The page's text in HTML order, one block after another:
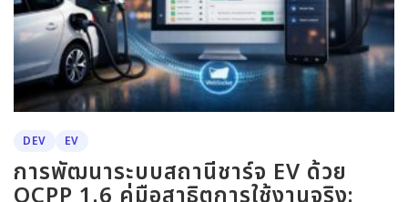
DEV EV
การพัฒนาระบบสถานีชาร์จ EV ด้วย
OCPP 1.6 คู่มือสาธิตการใช้งานจริง: